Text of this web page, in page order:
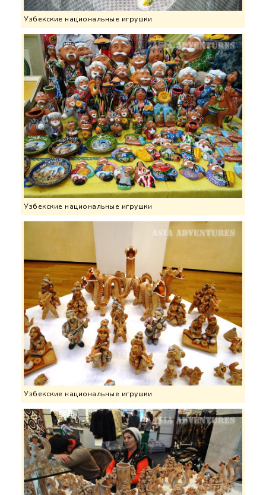
Узбекские национальные игрушки
Узбекские национальные игрушки
Узбекские национальные игрушки